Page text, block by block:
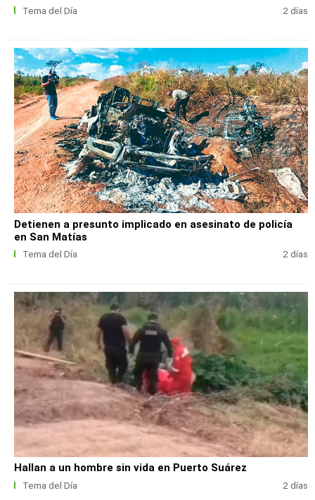
Tema del Día 2 días
Detienen a presunto implicado en asesinato de policía
en San Matías
Tema del Día 2 días
Hallan a un hombre sin vida en Puerto Suárez
Tema del Día 2 días